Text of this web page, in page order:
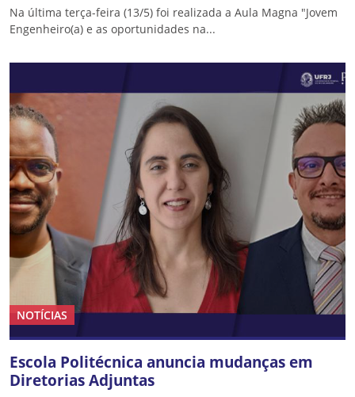
Na última terça-feira (13/5) foi realizada a Aula Magna "Jovem
Engenheiro(a) e as oportunidades na...
NOTÍCIAS
Escola Politécnica anuncia mudanças em
Diretorias Adjuntas